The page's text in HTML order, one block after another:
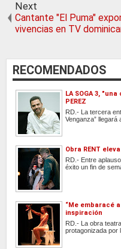
Next
Cantante "El Puma"
vivencias en TV
RECOMENDADOS
LA SOGA 3,
PEREZ
RD.- La tercera
Venganza” llegará
Obra RENT
RD.- Entre
éxito un fin de
“Me embaracé
inspiración
RD.- La obra
protagonizada por